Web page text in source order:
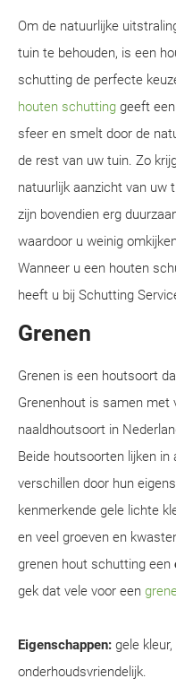
Om de natuurlijke
tuin te behouden, is een
schutting de perfecte
houten schutting geeft
sfeer en smelt door de
de rest van uw tuin. Zo
natuurlijk aanzicht van uw
zijn bovendien erg
waardoor u weinig
Wanneer u een houten
heeft u bij Schutting
Grenen
Grenen is een houtsoort
Grenenhout is samen met
naaldhoutsoort in
Beide houtsoorten lijken in
verschillen door hun
kenmerkende gele lichte
en veel groeven en
grenen hout schutting een
gek dat vele voor een
Eigenschappen: gele
onderhoudsvriendelijk.